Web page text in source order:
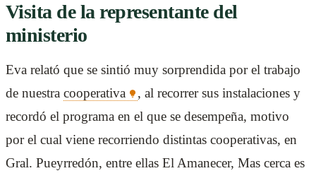
Visita de la representante del
ministerio
Eva relató que se sintió muy sorprendida por el trabajo
de nuestra cooperativa
, al recorrer sus instalaciones y
recordó el programa en el que se desempeña, motivo
por el cual viene recorriendo distintas cooperativas, en
Gral. Pueyrredón, entre ellas El Amanecer, Mas cerca es